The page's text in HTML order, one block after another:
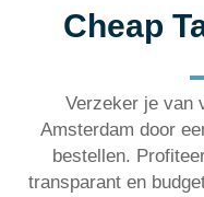
Cheap
Verzeker je van
Amsterdam door
bestellen.
transparant en